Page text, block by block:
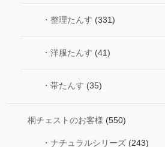
・整理たんす (331)
・洋服たんす (41)
・帯たんす (35)
桐チェストのお客様 (550)
・ナチュラルシリーズ (243)